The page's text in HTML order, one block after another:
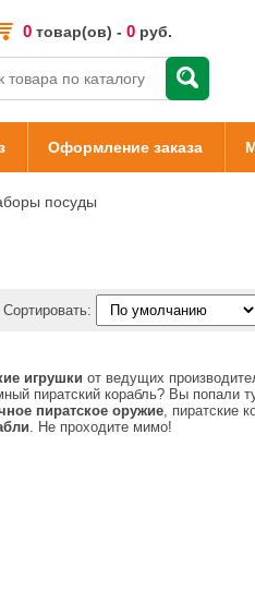
0 товар(ов) - 0 руб.
Оформление заказа
посуды
Сортировать:
игрушки от ведущих
пиратский корабль? Вы попали
пиратское оружие, пиратские
. Не проходите мимо!